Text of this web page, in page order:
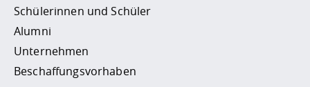
Schülerinnen und Schüler
Alumni
Unternehmen
Beschaffungsvorhaben